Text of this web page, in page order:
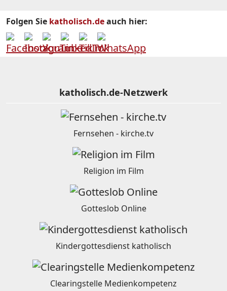
Folgen Sie katholisch.deauch hier:
katholisch.de-Netzwerk
Fernsehen - kirche.tv
Religion im Film
Gotteslob Online
Kindergottesdienst katholisch
Clearingstelle Medienkompetenz